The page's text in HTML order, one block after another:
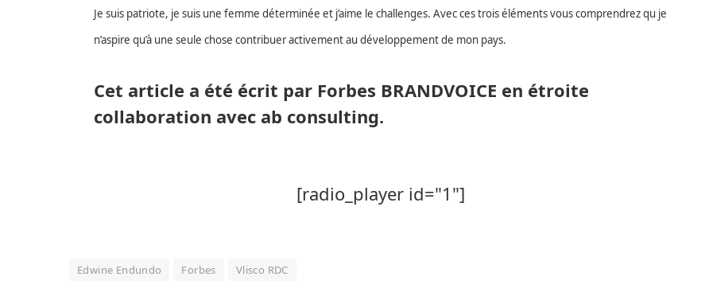
Je suis patriote, je suis une femme déterminée et j’aime le challenges. Avec ces trois éléments vous comprendrez qu je
n’aspire qu’à une seule chose contribuer activement au développement de mon pays.
Cet article a été écrit par Forbes BRANDVOICE en étroite
collaboration avec ab consulting.
[radio_player id="1"]
Edwine Endundo Forbes Vlisco RDC